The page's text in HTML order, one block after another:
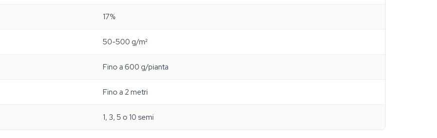
17%
50-500 g/m²
Fino a 600 g/pianta
Fino a 2 metri
1, 3, 5 o 10 semi